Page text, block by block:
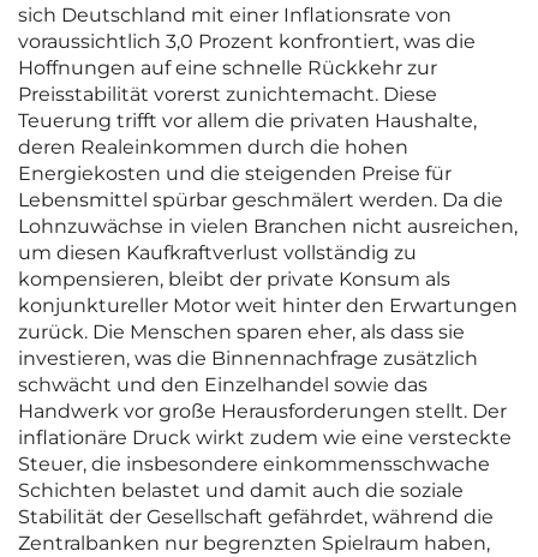
sich Deutschland mit einer Inflationsrate von
voraussichtlich 3,0 Prozent konfrontiert, was die
Hoffnungen auf eine schnelle Rückkehr zur
Preisstabilität vorerst zunichtemacht. Diese
Teuerung trifft vor allem die privaten Haushalte,
deren Realeinkommen durch die hohen
Energiekosten und die steigenden Preise für
Lebensmittel spürbar geschmälert werden. Da die
Lohnzuwächse in vielen Branchen nicht ausreichen,
um diesen Kaufkraftverlust vollständig zu
kompensieren, bleibt der private Konsum als
konjunktureller Motor weit hinter den Erwartungen
zurück. Die Menschen sparen eher, als dass sie
investieren, was die Binnennachfrage zusätzlich
schwächt und den Einzelhandel sowie das
Handwerk vor große Herausforderungen stellt. Der
inflationäre Druck wirkt zudem wie eine versteckte
Steuer, die insbesondere einkommensschwache
Schichten belastet und damit auch die soziale
Stabilität der Gesellschaft gefährdet, während die
Zentralbanken nur begrenzten Spielraum haben,